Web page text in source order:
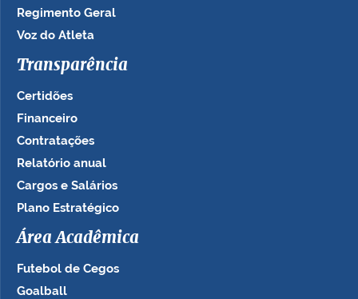
Regimento Geral
Voz do Atleta
Transparência
Certidões
Financeiro
Contratações
Relatório anual
Cargos e Salários
Plano Estratégico
Área Acadêmica
Futebol de Cegos
Goalball